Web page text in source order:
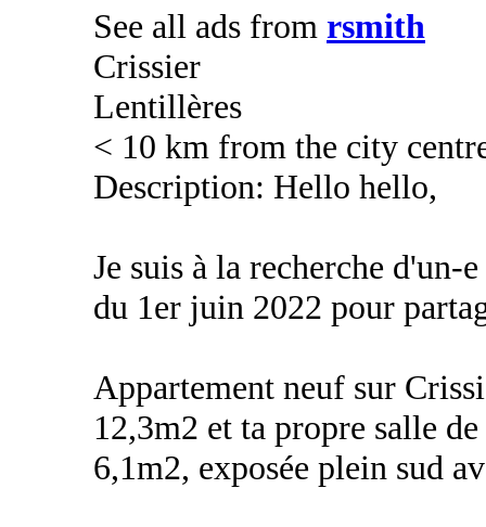
See all ads from rsmith
Crissier
Lentillères
< 10 km from the city
Description: Hello hello,
Je suis à la recherche
du 1er juin 2022 pour
Appartement neuf sur
12,3m2 et ta propre salle
6,1m2, exposée plein sud